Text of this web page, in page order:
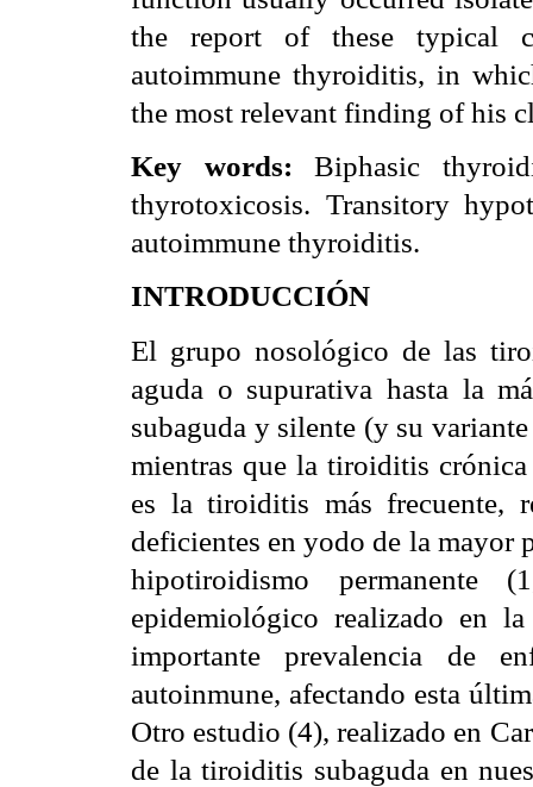
the report of these typical
autoimmune thyroiditis, in
the most relevant finding of his
Key words: Biphasic
thyrotoxicosis. Transitory
autoimmune thyroiditis.
INTRODUCCIÓN
El grupo nosológico de las
aguda o supurativa hasta la
subaguda y silente (y su
mientras que la tiroiditis
es la tiroiditis más frecuente,
deficientes en yodo de la mayor
hipotiroidismo permanente
epidemiológico realizado en
importante prevalencia de
autoinmune, afectando esta
Otro estudio (4), realizado en
de la tiroiditis subaguda en